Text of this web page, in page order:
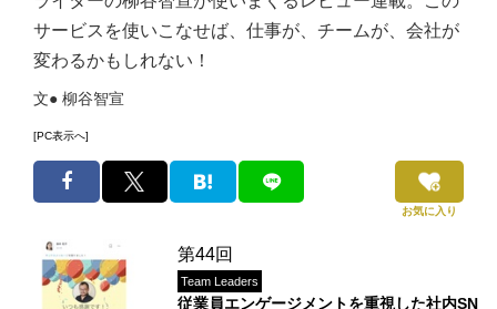
サービスを使いこなせば、仕事が、チームが、会社が
変わるかもしれない！
文● 柳谷智宣
[PC表示へ]
お気に入り
第44回
Team Leaders
従業員エンゲージメントを重視した社内SN